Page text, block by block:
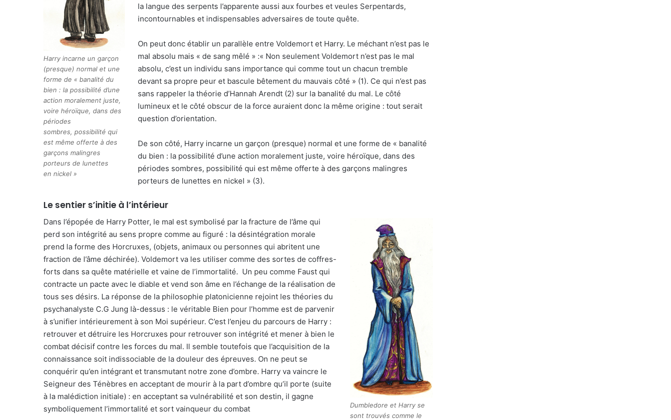
Harry incarne un garçon
(presque) normal et une
forme de « banalité du
bien : la possibilité d’une
action moralement juste,
voire héroïque, dans des
périodes
sombres, possibilité qui
est même offerte à des
garçons malingres
porteurs de lunettes
en nickel »
la langue des serpents l’apparente aussi aux fourbes et veules Serpentards,
incontournables et indispensables adversaires de toute quête.
On peut donc établir un parallèle entre Voldemort et Harry. Le méchant n’est pas le
mal absolu mais « de sang mêlé » :« Non seulement Voldemort n’est pas le mal
absolu, c’est un individu sans importance qui comme tout un chacun tremble
devant sa propre peur et bascule bêtement du mauvais côté » (1). Ce qui n’est pas
sans rappeler la théorie d’Hannah Arendt (2) sur la banalité du mal. Le côté
lumineux et le côté obscur de la force auraient donc la même origine : tout serait
question d’orientation.
De son côté, Harry incarne un garçon (presque) normal et une forme de « banalité
du bien : la possibilité d’une action moralement juste, voire héroïque, dans des
périodes sombres, possibilité qui est même offerte à des garçons malingres
porteurs de lunettes en nickel » (3).
Le sentier s’initie à l’intérieur
Dumbledore et Harry se
sont trouvés comme le
Dans l’épopée de Harry Potter, le mal est symbolisé par la fracture de l’âme qui
perd son intégrité au sens propre comme au figuré : la désintégration morale
prend la forme des Horcruxes, (objets, animaux ou personnes qui abritent une
fraction de l’âme déchirée). Voldemort va les utiliser comme des sortes de coffres-
forts dans sa quête matérielle et vaine de l’immortalité. Un peu comme Faust qui
contracte un pacte avec le diable et vend son âme en l’échange de la réalisation de
tous ses désirs. La réponse de la philosophie platonicienne rejoint les théories du
psychanalyste C.G Jung là-dessus : le véritable Bien pour l’homme est de parvenir
à s’unifier intérieurement à son Moi supérieur. C’est l’enjeu du parcours de Harry :
retrouver et détruire les Horcruxes pour retrouver son intégrité et mener à bien le
combat décisif contre les forces du mal. Il semble toutefois que l’acquisition de la
connaissance soit indissociable de la douleur des épreuves. On ne peut se
conquérir qu’en intégrant et transmutant notre zone d’ombre. Harry va vaincre le
Seigneur des Ténèbres en acceptant de mourir à la part d’ombre qu’il porte (suite
à la malédiction initiale) : en acceptant sa vulnérabilité et son destin, il gagne
symboliquement l’immortalité et sort vainqueur du combat